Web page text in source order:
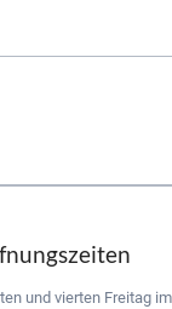
und vierten Freitag